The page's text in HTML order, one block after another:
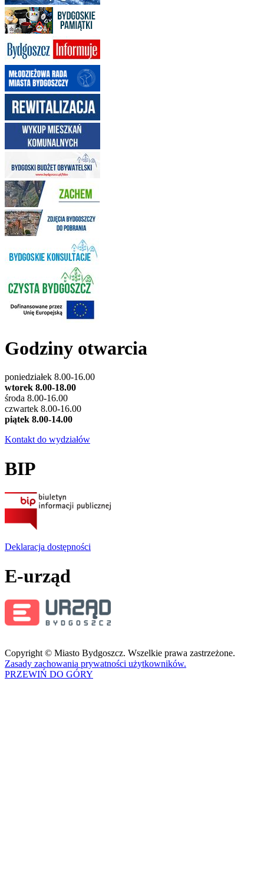
Godziny otwarcia
poniedziałek 8.00-16.00
wtorek 8.00-18.00
środa 8.00-16.00
czwartek 8.00-16.00
piątek 8.00-14.00
Kontakt do wydziałów
BIP
Deklaracja dostępności
E-urząd
Copyright © Miasto Bydgoszcz. Wszelkie prawa zastrzeżone.
Zasady zachowania prywatności użytkowników.
PRZEWIŃ DO GÓRY